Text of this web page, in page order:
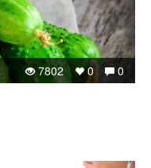
0
0
7802